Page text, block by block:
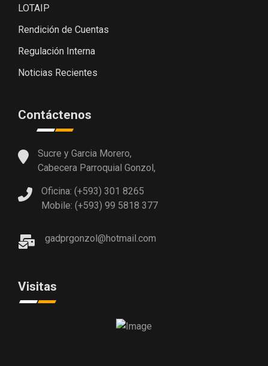
LOTAIP
Rendición de Cuentas
Regulación Interna
Noticias Recientes
Contáctenos
Sucre y Garcia Morero,
Cabecera Parroquial Gonzol,
Oficina: (+593) 301 8265
Mobile: (+593) 99 5818 377
gadprgonzol@hotmail.com
Visitas